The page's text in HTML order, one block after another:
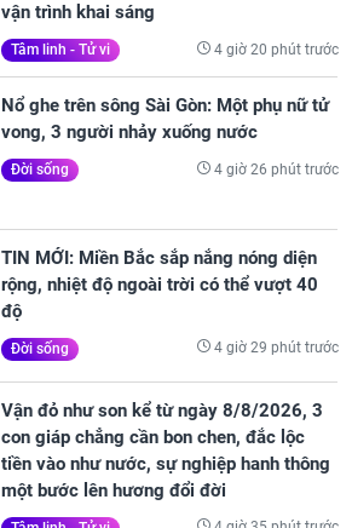
vận trình khai sáng
Tâm linh - Tử vi 4 giờ 20 phút trước
Nổ ghe trên sông Sài Gòn: Một phụ nữ tử
vong, 3 người nhảy xuống nước
Đời sống 4 giờ 26 phút trước
TIN MỚI: Miền Bắc sắp nắng nóng diện
rộng, nhiệt độ ngoài trời có thể vượt 40
độ
Đời sống 4 giờ 29 phút trước
Vận đỏ như son kể từ ngày 8/8/2026, 3
con giáp chẳng cần bon chen, đắc lộc
tiền vào như nước, sự nghiệp hanh thông
một bước lên hương đổi đời